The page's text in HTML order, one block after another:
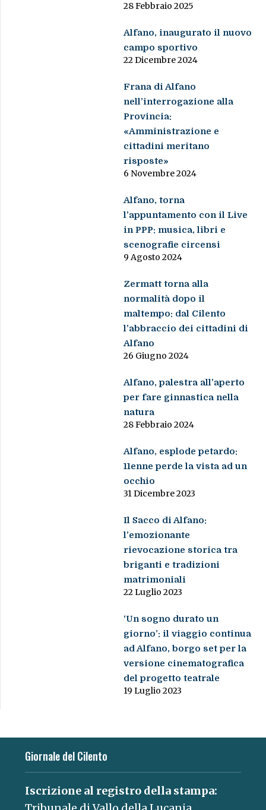
28 Febbraio 2025
Alfano, inaugurato il nuovo
campo sportivo
22 Dicembre 2024
Frana di Alfano
nell’interrogazione alla
Provincia:
«Amministrazione e
cittadini meritano
risposte»
6 Novembre 2024
Alfano, torna
l’appuntamento con il Live
in PPP: musica, libri e
scenografie circensi
9 Agosto 2024
Zermatt torna alla
normalità dopo il
maltempo: dal Cilento
l’abbraccio dei cittadini di
Alfano
26 Giugno 2024
Alfano, palestra all’aperto
per fare ginnastica nella
natura
28 Febbraio 2024
Alfano, esplode petardo:
11enne perde la vista ad un
occhio
31 Dicembre 2023
Il Sacco di Alfano:
l’emozionante
rievocazione storica tra
briganti e tradizioni
matrimoniali
22 Luglio 2023
‘Un sogno durato un
giorno’: il viaggio continua
ad Alfano, borgo set per la
versione cinematografica
del progetto teatrale
19 Luglio 2023
Giornale del Cilento
Iscrizione al registro della stampa: